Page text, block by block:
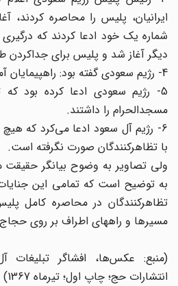
ایرانیان، پلیس را محاصره کردند،
شماره یک خود ادعا کردند که درگیری
دیگر آغاز شد و پلیس برای جداکردن
5- رژیم سعودی ادعا کرده بود که
مسجدالحرام را داشتند.
6- رژیم آل سعود ادعا می‌کرد که هیچ
با تظاهرکنندگان صورت نگرفته است.
ولی تصاویر به وضوح بیانگر حقیقت
به توضیح است که تمامی این
تظاهرکنندگان در محاصره کامل
مسیرها و راههای اطراف بر روی حجاج
(منبع: عکس‌ها، افشاگر تبلیغات
انتشارات حج؛ چاپ اول؛ تیرماه 1367)